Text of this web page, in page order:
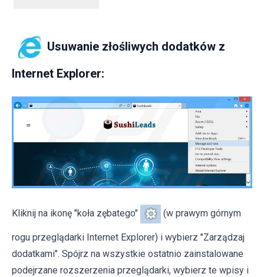
Usuwanie złośliwych dodatków z
Internet Explorer:
Kliknij na ikonę "koła zębatego" (w prawym górnym
rogu przeglądarki Internet Explorer) i wybierz "Zarządzaj
dodatkami". Spójrz na wszystkie ostatnio zainstalowane
podejrzane rozszerzenia przeglądarki, wybierz te wpisy i